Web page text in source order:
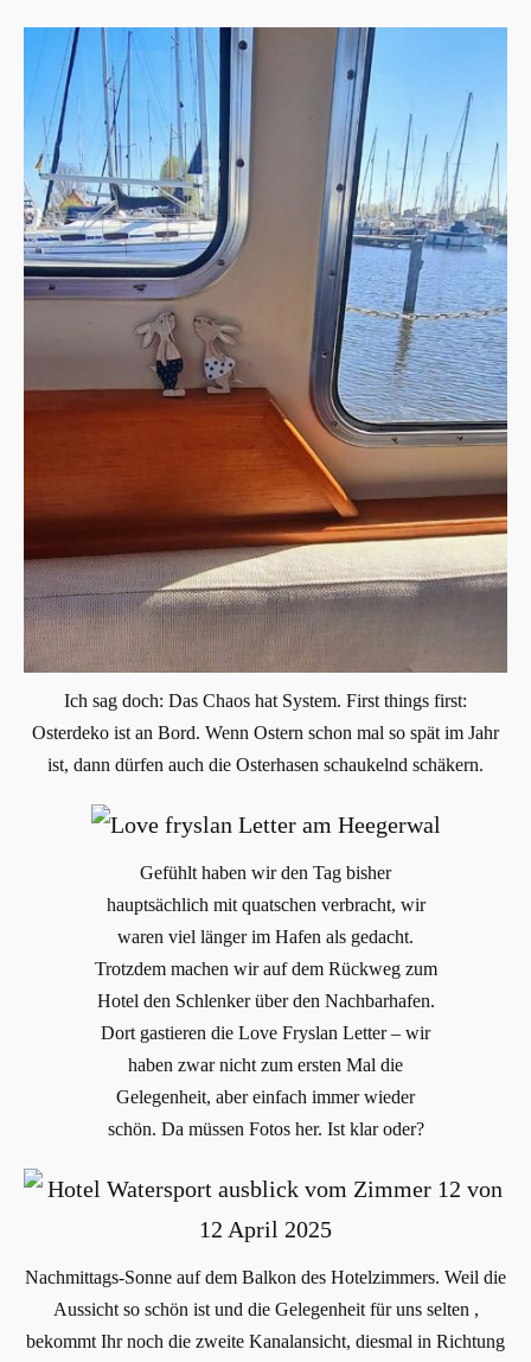
Ich sag doch: Das Chaos hat System. First things first:
Osterdeko ist an Bord. Wenn Ostern schon mal so spät im Jahr
ist, dann dürfen auch die Osterhasen schaukelnd schäkern.
Gefühlt haben wir den Tag bisher
hauptsächlich mit quatschen verbracht, wir
waren viel länger im Hafen als gedacht.
Trotzdem machen wir auf dem Rückweg zum
Hotel den Schlenker über den Nachbarhafen.
Dort gastieren die Love Fryslan Letter – wir
haben zwar nicht zum ersten Mal die
Gelegenheit, aber einfach immer wieder
schön. Da müssen Fotos her. Ist klar oder?
Nachmittags-Sonne auf dem Balkon des Hotelzimmers. Weil die
Aussicht so schön ist und die Gelegenheit für uns selten ,
bekommt Ihr noch die zweite Kanalansicht, diesmal in Richtung